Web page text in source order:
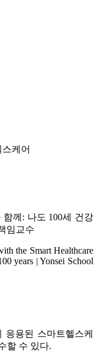
스케어
께: 나도 100세 건강
임교수
the Smart Healthcare
years | Yonsei School
응용된 스마트헬스케
할 수 있다.